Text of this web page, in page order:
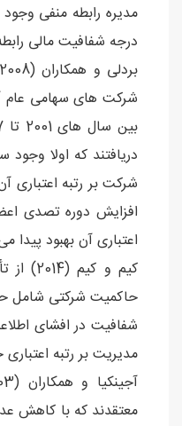
درجه شفافیت مالی
شرکت های سهامی عام
دریافتند که اولا
شرکت بر رتبه اعتباری
افزایش دوره تصدی
اعتباری آن بهبود پیدا
کیم و
حاکمیت شرکتی شامل
شفافیت در افشای
مدیریت بر رتبه
معتقدند که با کاهش